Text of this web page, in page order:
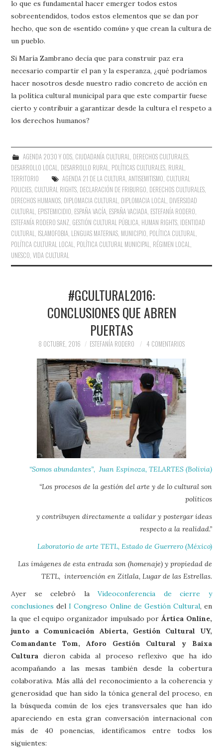
lo que es fundamental hacer emerger todos estos
sobreentendidos, todos estos elementos que se dan por
hecho, que son de «sentido común» y que crean la cultura de
un pueblo.
Si María Zambrano decía que para construir paz era
necesario compartir el pan y la esperanza, ¿qué podríamos
hacer nosotros desde nuestro radio concreto de acción en
la política cultural municipal para que este compartir fuese
cierto y contribuir a garantizar desde la cultura el respeto a
los derechos humanos?
AGENDA 2030 Y ODS, CIUDADANÍA CULTURAL, DERECHOS CULTURALES,
DESARROLLO LOCAL, DESARROLLO RURAL, POLÍTICAS CULTURALES, RURAL,
TERRITORIO
AGENDA 21 DE LA CULTURA, ANTISEMITISMO, CULTURAL
POLICIES, CULTURAL RIGHTS, DECLARACIÓN DE FRIBURGO, DERECHOS CULTURALES,
DERECHOS HUMANOS, DIPLOMACIA CULTURAL, DIPLOMACIA LOCAL, DIVERSIDAD
CULTURAL, EPISTEMICIDIO, ESPAÑA VACÍA, ESPAÑA VACIADA, ESTEFANÍA RODERO,
ESTEFANÍA RODERO SANZ, GESTIÓN CULTURAL PÚBLICA, HUMAN RIGHTS, IDENTIDAD
CULTURAL, ISLAMOFOBIA, LENGUAS MATERNAS, MUNICIPIO, POLÍTICA CULTURAL,
POLÍTICA CULTURAL LOCAL, POLÍTICA CULTURAL MUNICIPAL, RÉGIMEN LOCAL,
UNESCO,VIDA CULTURAL
#GCULTURAL2016:
CONCLUSIONES QUE ABREN
PUERTAS
8 OCTUBRE, 2016 ESTEFANÍA RODERO 4 COMENTARIOS
“Somos abundantes”, Juan Espinoza, TELARTES (Bolivia)
“Los procesos de la gestión del arte y de lo cultural son
políticos
y contribuyen directamente a validar y postergar ideas
respecto a la realidad.”
Laboratorio de arte TETL, Estado de Guerrero (México)
Las imágenes de esta entrada son (homenaje) y propiedad de
TETL, intervención en Zitlala, Lugar de las Estrellas.
Ayer se celebró laVideoconferencia de cierre y
conclusiones delI Congreso Online de Gestión Cultural, en
la que el equipo organizador impulsado por Ártica Online,
junto a Comunicación Abierta, Gestión Cultural UY,
Comandante Tom, Aforo Gestión Cultural y Baixa
Cultura dieron cabida al proceso reflexivo que ha ido
acompañando a las mesas también desde la cobertura
colaborativa. Más allá del reconocimiento a la coherencia y
generosidad que han sido la tónica general del proceso, en
la búsqueda común de los ejes transversales que han ido
apareciendo en esta gran conversación internacional con
más de 40 ponencias, identificamos entre todxs los
siguientes: